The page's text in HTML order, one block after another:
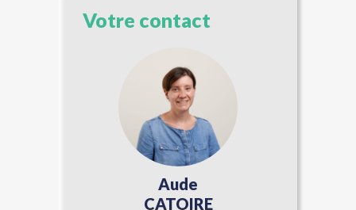
Votre contact
Aude
CATOIRE